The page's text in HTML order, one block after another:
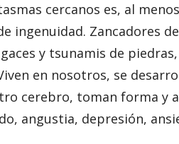
cercanos es, al
ingenuidad. Zancadores
y tsunamis de
en nosotros, se
cerebro, toman forma y
angustia, depresión,